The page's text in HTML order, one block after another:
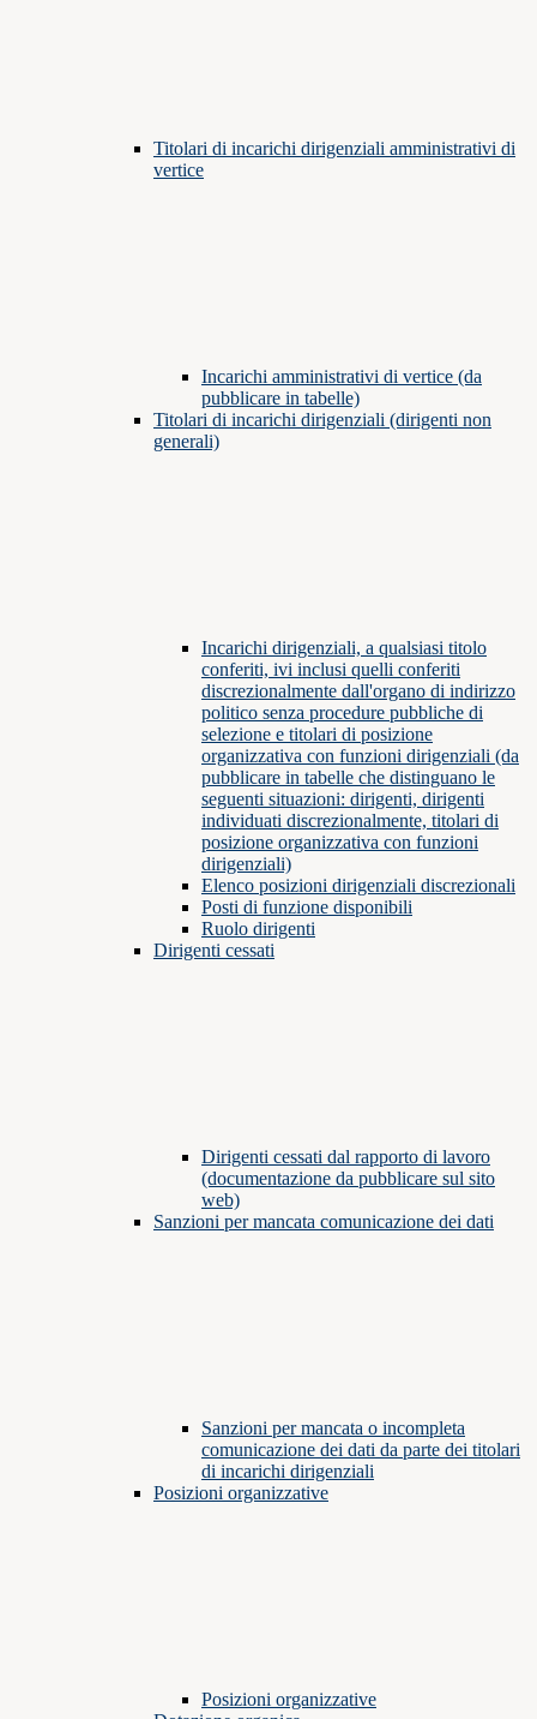
Titolari di incarichi dirigenziali amministrativi di
vertice
Incarichi amministrativi di vertice (da
pubblicare in tabelle)
Titolari di incarichi dirigenziali (dirigenti non
generali)
Incarichi dirigenziali, a qualsiasi titolo
conferiti, ivi inclusi quelli conferiti
discrezionalmente dall'organo di indirizzo
politico senza procedure pubbliche di
selezione e titolari di posizione
organizzativa con funzioni dirigenziali (da
pubblicare in tabelle che distinguano le
seguenti situazioni: dirigenti, dirigenti
individuati discrezionalmente, titolari di
posizione organizzativa con funzioni
dirigenziali)
Elenco posizioni dirigenziali discrezionali
Posti di funzione disponibili
Ruolo dirigenti
Dirigenti cessati
Dirigenti cessati dal rapporto di lavoro
(documentazione da pubblicare sul sito
web)
Sanzioni per mancata comunicazione dei dati
Sanzioni per mancata o incompleta
comunicazione dei dati da parte dei titolari
di incarichi dirigenziali
Posizioni organizzative
Posizioni organizzative